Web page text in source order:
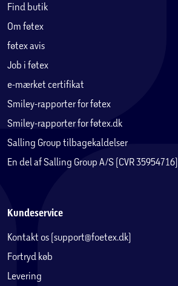
Find butik
Om føtex
føtex avis
Job i føtex
e-mærket certifikat
Smiley-rapporter for føtex
Smiley-rapporter for føtex.dk
Salling Group tilbagekaldelser
En del af Salling Group A/S (CVR 35954716)
Kundeservice
Kontakt os (support@foetex.dk)
Fortryd køb
Levering